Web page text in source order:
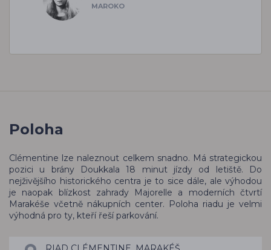
MAROKO
Poloha
Clémentine lze naleznout celkem snadno. Má strategickou
pozici u brány Doukkala 18 minut jízdy od letiště. Do
nejživějšího historického centra je to sice dále, ale výhodou
je naopak blízkost zahrady Majorelle a moderních čtvrtí
Marakéše včetně nákupních center. Poloha riadu je velmi
výhodná pro ty, kteří řeší parkování.